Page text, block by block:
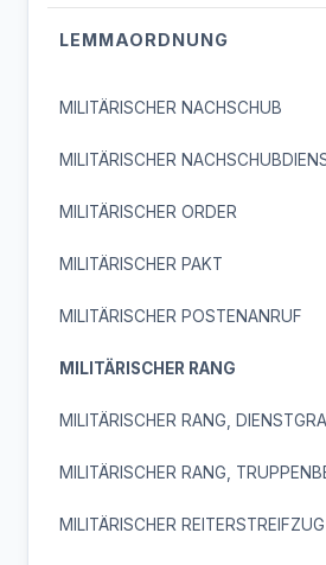
LEMMAORDNUNG
MILITÄRISCHER NACHSCHUB
MILITÄRISCHER
MILITÄRISCHER ORDER
MILITÄRISCHER PAKT
MILITÄRISCHER POSTENANRUF
MILITÄRISCHER RANG
MILITÄRISCHER RANG,
MILITÄRISCHER RANG,
MILITÄRISCHER REITERSTREIFZUG